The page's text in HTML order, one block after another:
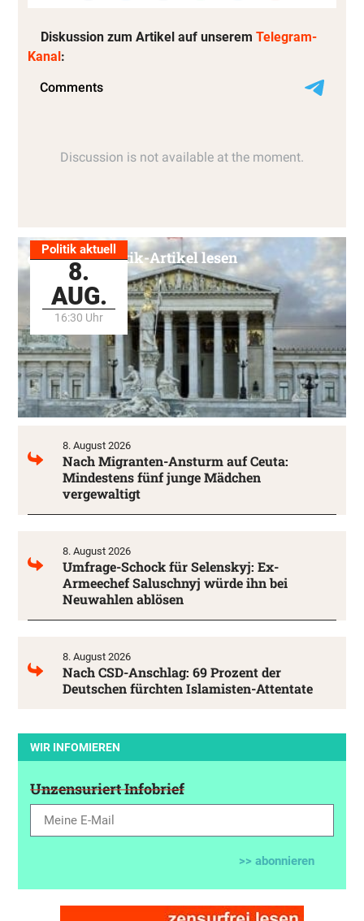
Diskussion zum Artikel auf unserem Telegram-
Kanal :
Politik aktuell
8.
AUG.
16:30 Uhr
Alle Politik-Artikel lesen
8. August 2026
Nach Migranten-Ansturm auf Ceuta:
Mindestens fünf junge Mädchen
vergewaltigt
8. August 2026
Umfrage-Schock für Selenskyj: Ex-
Armeechef Saluschnyj würde ihn bei
Neuwahlen ablösen
8. August 2026
Nach CSD-Anschlag: 69 Prozent der
Deutschen fürchten Islamisten-Attentate
WIR INFOMIEREN
Unzensuriert Infobrief
>> abonnieren